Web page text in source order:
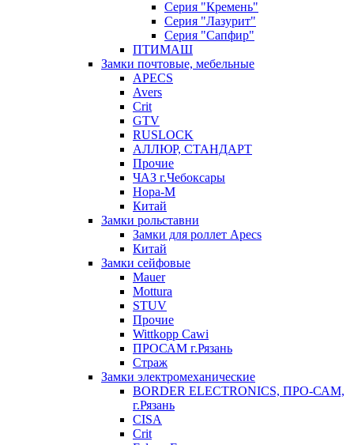
Серия "Кремень"
Серия "Лазурит"
Серия "Сапфир"
ПТИМАШ
Замки почтовые, мебельные
APECS
Avers
Crit
GTV
RUSLOCK
АЛЛЮР, СТАНДАРТ
Прочие
ЧАЗ г.Чебоксары
Нора-М
Китай
Замки рольставни
Замки для роллет Apecs
Китай
Замки сейфовые
Mauer
Mottura
STUV
Прочие
Wittkopp Cawi
ПРОСАМ г.Рязань
Страж
Замки электромеханические
BORDER ELECTRONICS, ПРО-САМ,
г.Рязань
CISA
Crit